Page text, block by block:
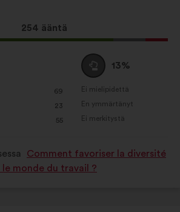
Tämä
ehdotus
254 ääntä
69
23
55
Äänestä
tyhjää
:
13%
seuraavasti:
Ei mielipidettä
:kertaa
En ymmärtänyt
:kertaa
Ei merkitystä
:kertaa
Comment favoriser la diversité
monde du travail ?